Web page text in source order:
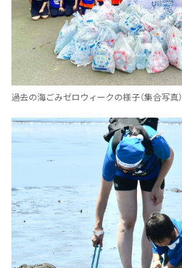
過去の海ごみゼロウィークの様子（集合写真）